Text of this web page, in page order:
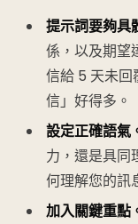
提示詞要夠具
係，以及期望
信給 5 天未回
信」好得多。
設定正確語氣
力，還是具同
何理解您的訊
加入關鍵重點